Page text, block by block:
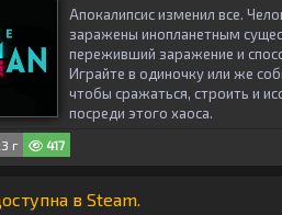
Апокалипсис изменил все.
заражены инопланетным
переживший заражение и
Играйте в одиночку или же
чтобы сражаться, строить и
посреди этого хаоса.
г 417
в Steam.